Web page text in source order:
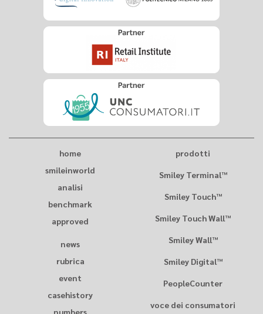
home
smileinworld
analisi
benchmark
approved
prodotti
Smiley Terminal™
Smiley Touch™
Smiley Touch Wall™
Smiley Wall™
Smiley Digital™
PeopleCounter
news
rubrica
event
casehistory
numbers
voce dei consumatori